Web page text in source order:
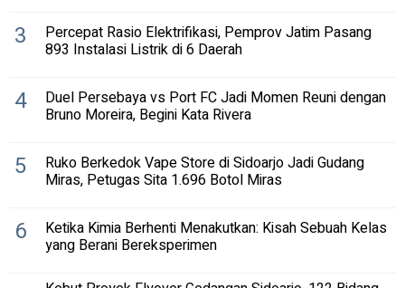
3 Percepat Rasio Elektrifikasi, Pemprov Jatim Pasang
893 Instalasi Listrik di 6 Daerah
4 Duel Persebaya vs Port FC Jadi Momen Reuni dengan
Bruno Moreira, Begini Kata Rivera
5 Ruko Berkedok Vape Store di Sidoarjo Jadi Gudang
Miras, Petugas Sita 1.696 Botol Miras
6 Ketika Kimia Berhenti Menakutkan: Kisah Sebuah Kelas
yang Berani Bereksperimen